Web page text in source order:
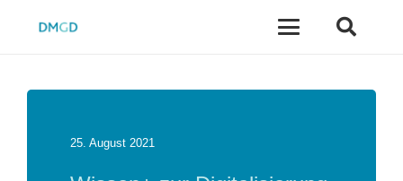
25. August 2021